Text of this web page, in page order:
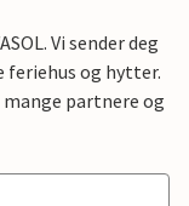
Vi sender deg
feriehus og hytter.
partnere og